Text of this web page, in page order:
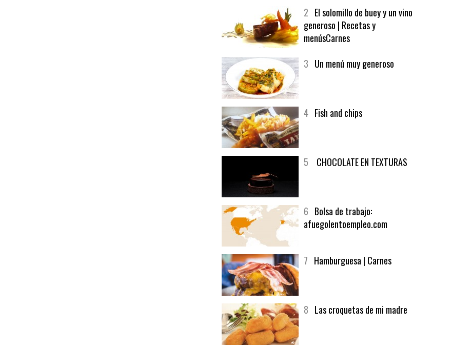
SOFRITO DE TOMATE AL CAFÉ Y
MELOCOTÓN
generoso | Recetas y
afuegolentoempleo.com